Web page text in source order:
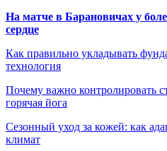
На матче в Барановичах у
сердце
Как правильно укладывать
технология
Почему важно контролировать
горячая йога
Сезонный уход за кожей: как
климат